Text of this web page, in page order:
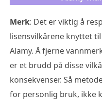
Merk: Det er viktig å
lisensvilkårene knyttet
Alamy. Å fjerne
er et brudd på disse
konsekvenser. Så
for personlig bruk, ikke